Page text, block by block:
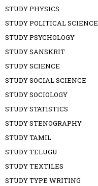
STUDY PHYSICS
STUDY POLITICAL SCIENCE
STUDY PSYCHOLOGY
STUDY SANSKRIT
STUDY SCIENCE
STUDY SOCIAL SCIENCE
STUDY SOCIOLOGY
STUDY STATISTICS
STUDY STENOGRAPHY
STUDY TAMIL
STUDY TELUGU
STUDY TEXTILES
STUDY TYPE WRITING